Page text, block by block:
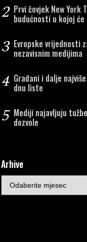
2 Prvi čovjek New York
budućnosti u kojoj
3 Evropske vrijednosti
nezavisnim medijima
4 Građani i dalje
dnu liste
5 Mediji najavljuju
dozvole
Arhive